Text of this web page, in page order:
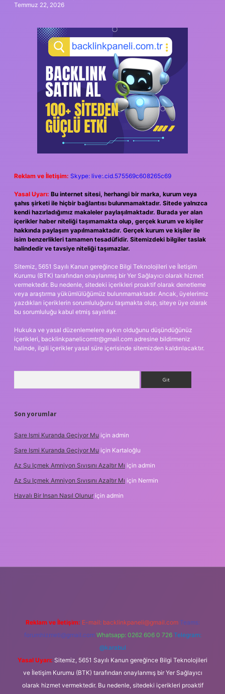
Temmuz 22, 2026
Reklam ve İletişim: Skype: live:.cid.575569c608265c69
Yasal Uyarı: Bu internet sitesi, herhangi bir marka, kurum veya
şahıs şirketi ile hiçbir bağlantısı bulunmamaktadır. Sitede yalnızca
kendi hazırladığımız makaleler paylaşılmaktadır. Burada yer alan
içerikler haber niteliği taşımamakta olup, gerçek kurum ve kişiler
hakkında paylaşım yapılmamaktadır. Gerçek kurum ve kişiler ile
isim benzerlikleri tamamen tesadüfidir. Sitemizdeki bilgiler taslak
halindedir ve tavsiye niteliği taşımazlar.
Sitemiz, 5651 Sayılı Kanun gereğince Bilgi Teknolojileri ve İletişim
Kurumu (BTK) tarafından onaylanmış bir Yer Sağlayıcı olarak hizmet
vermektedir. Bu nedenle, sitedeki içerikleri proaktif olarak denetleme
veya araştırma yükümlülüğümüz bulunmamaktadır. Ancak, üyelerimiz
yazdıkları içeriklerin sorumluluğunu taşımakta olup, siteye üye olarak
bu sorumluluğu kabul etmiş sayılırlar.
Hukuka ve yasal düzenlemelere aykırı olduğunu düşündüğünüz
içerikleri, backlinkpanelicomtr@gmail.com adresine bildirmeniz
halinde, ilgili içerikler yasal süre içerisinde sitemizden kaldırılacaktır.
Son yorumlar
Sare Ismi Kuranda Geçiyor Mu için admin
Sare Ismi Kuranda Geçiyor Mu için Kartaloğlu
Az Su Içmek Amniyon Sıvısını Azaltır Mı için admin
Az Su Içmek Amniyon Sıvısını Azaltır Mı için Nermin
Havalı Bir Insan Nasıl Olunur için admin
Reklam ve İletişim: E-mail: backlinkpaneli@gmail.com Teams:
forumhizmeti@gmail.com Whatsapp: 0262 606 0 726 Telegram:
@karabul
Yasal Uyarı: Sitemiz, 5651 Sayılı Kanun gereğince Bilgi Teknolojileri
ve İletişim Kurumu (BTK) tarafından onaylanmış bir Yer Sağlayıcı
olarak hizmet vermektedir. Bu nedenle, sitedeki içerikleri proaktif